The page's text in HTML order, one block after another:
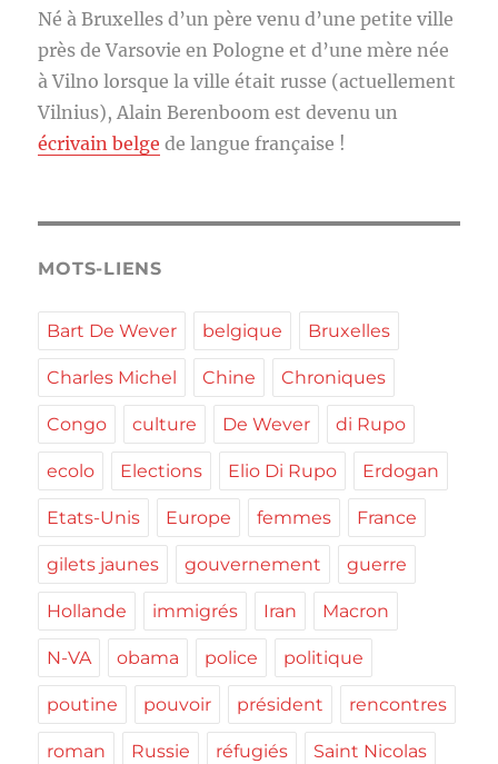
Né à Bruxelles d’un père venu d’une petite ville
près de Varsovie en Pologne et d’une mère née
à Vilno lorsque la ville était russe (actuellement
Vilnius), Alain Berenboom est devenu un
écrivain belge de langue française !
MOTS-LIENS
Bart De Wever belgique Bruxelles
Charles Michel Chine Chroniques
Congo culture De Wever di Rupo
ecolo Elections Elio Di Rupo Erdogan
Etats-Unis Europe femmes France
gilets jaunes gouvernement guerre
Hollande immigrés Iran Macron
N-VA obama police politique
poutine pouvoir président rencontres
roman Russie réfugiés Saint Nicolas